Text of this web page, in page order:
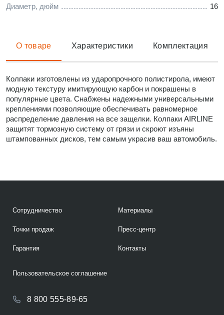
Диаметр, дюйм
16
О товаре Характеристики Комплектация
Колпаки изготовлены из ударопрочного полистирола, имеют
модную текстуру имитирующую карбон и покрашены в
популярные цвета. Снабжены надежными универсальными
креплениями позволяющие обеспечивать равномерное
распределение давления на все защелки. Колпаки AIRLINE
защитят тормозную систему от грязи и скроют изъяны
штампованных дисков, тем самым украсив ваш автомобиль.
Сотрудничество
Точки продаж
Гарантия
Материалы
Пресс-центр
Контакты
8 800 555-89-65
Пользовательское соглашение